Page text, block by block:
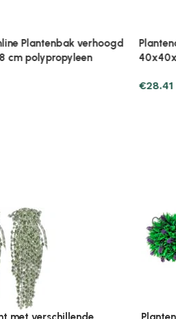
Plantenbak verhoogd
cm polypropyleen
€37.23